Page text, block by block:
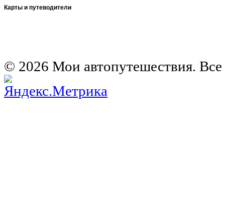
Карты и путеводители
© 2026 Мои автопутешествия.